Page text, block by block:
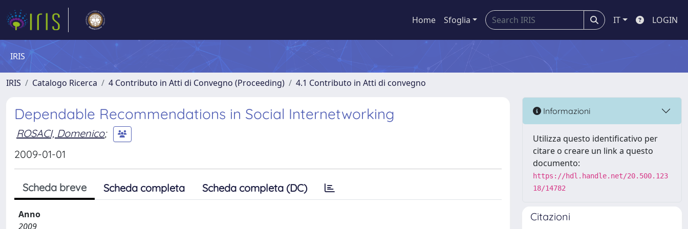
Home Sfoglia IT LOGIN
IRIS
IRIS Catalogo Ricerca 4 Contributo in Atti di Convegno (Proceeding) 4.1 Contributo in Atti di convegno
Dependable Recommendations in Social Internetworking
ROSACI, Domenico;
2009-01-01
Scheda breve Scheda completa Scheda completa (DC)
Anno
2009
Informazioni
Utilizza questo identificativo per
citare o creare un link a questo
documento:
https://hdl.handle.net/20.500.123
18/14782
Citazioni